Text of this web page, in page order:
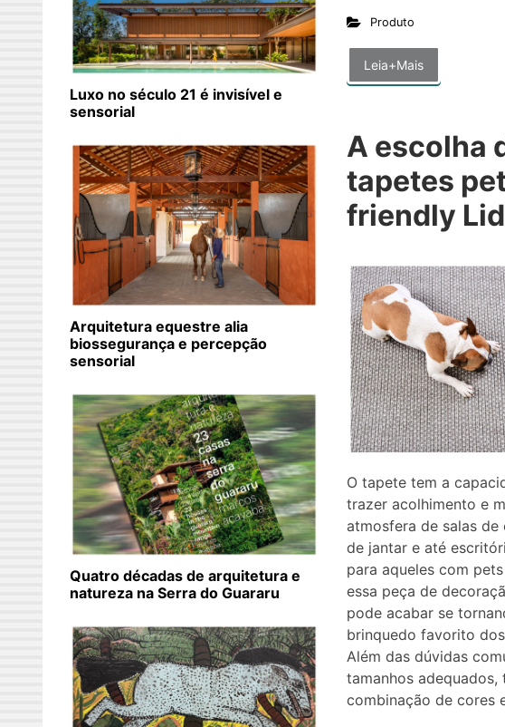
Produto
Leia+Mais
A escolha
tapetes
friendly
O tapete tem a
trazer acolhimento e
atmosfera de salas de
de jantar e até
para aqueles com
essa peça de
pode acabar se
brinquedo favorito
Além das dúvidas
tamanhos adequados,
combinação de cores
Luxo no século 21 é invisível e
sensorial
Arquitetura equestre alia
biossegurança e percepção
sensorial
Quatro décadas de arquitetura e
natureza na Serra do Guararu